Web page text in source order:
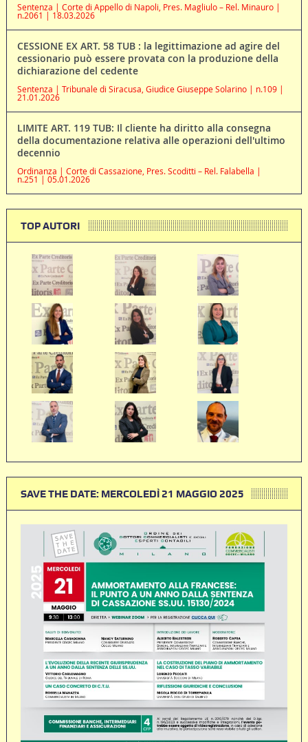
Sentenza | Corte di Appello di Napoli, Pres. Magliulo – Rel. Minauro |
n.2061 | 18.03.2026
CESSIONE EX ART. 58 TUB : la legittimazione ad agire del
cessionario può essere provata con la produzione della
dichiarazione del cedente
Sentenza | Tribunale di Siracusa, Giudice Giuseppe Solarino | n.109 |
21.01.2026
LIMITE ART. 119 TUB: Il cliente ha diritto alla consegna
della documentazione relativa alle operazioni dell'ultimo
decennio
Ordinanza | Corte di Cassazione, Pres. Scoditti – Rel. Falabella |
n.251 | 05.01.2026
TOP AUTORI
SAVE THE DATE: MERCOLEDÌ 21 MAGGIO 2025